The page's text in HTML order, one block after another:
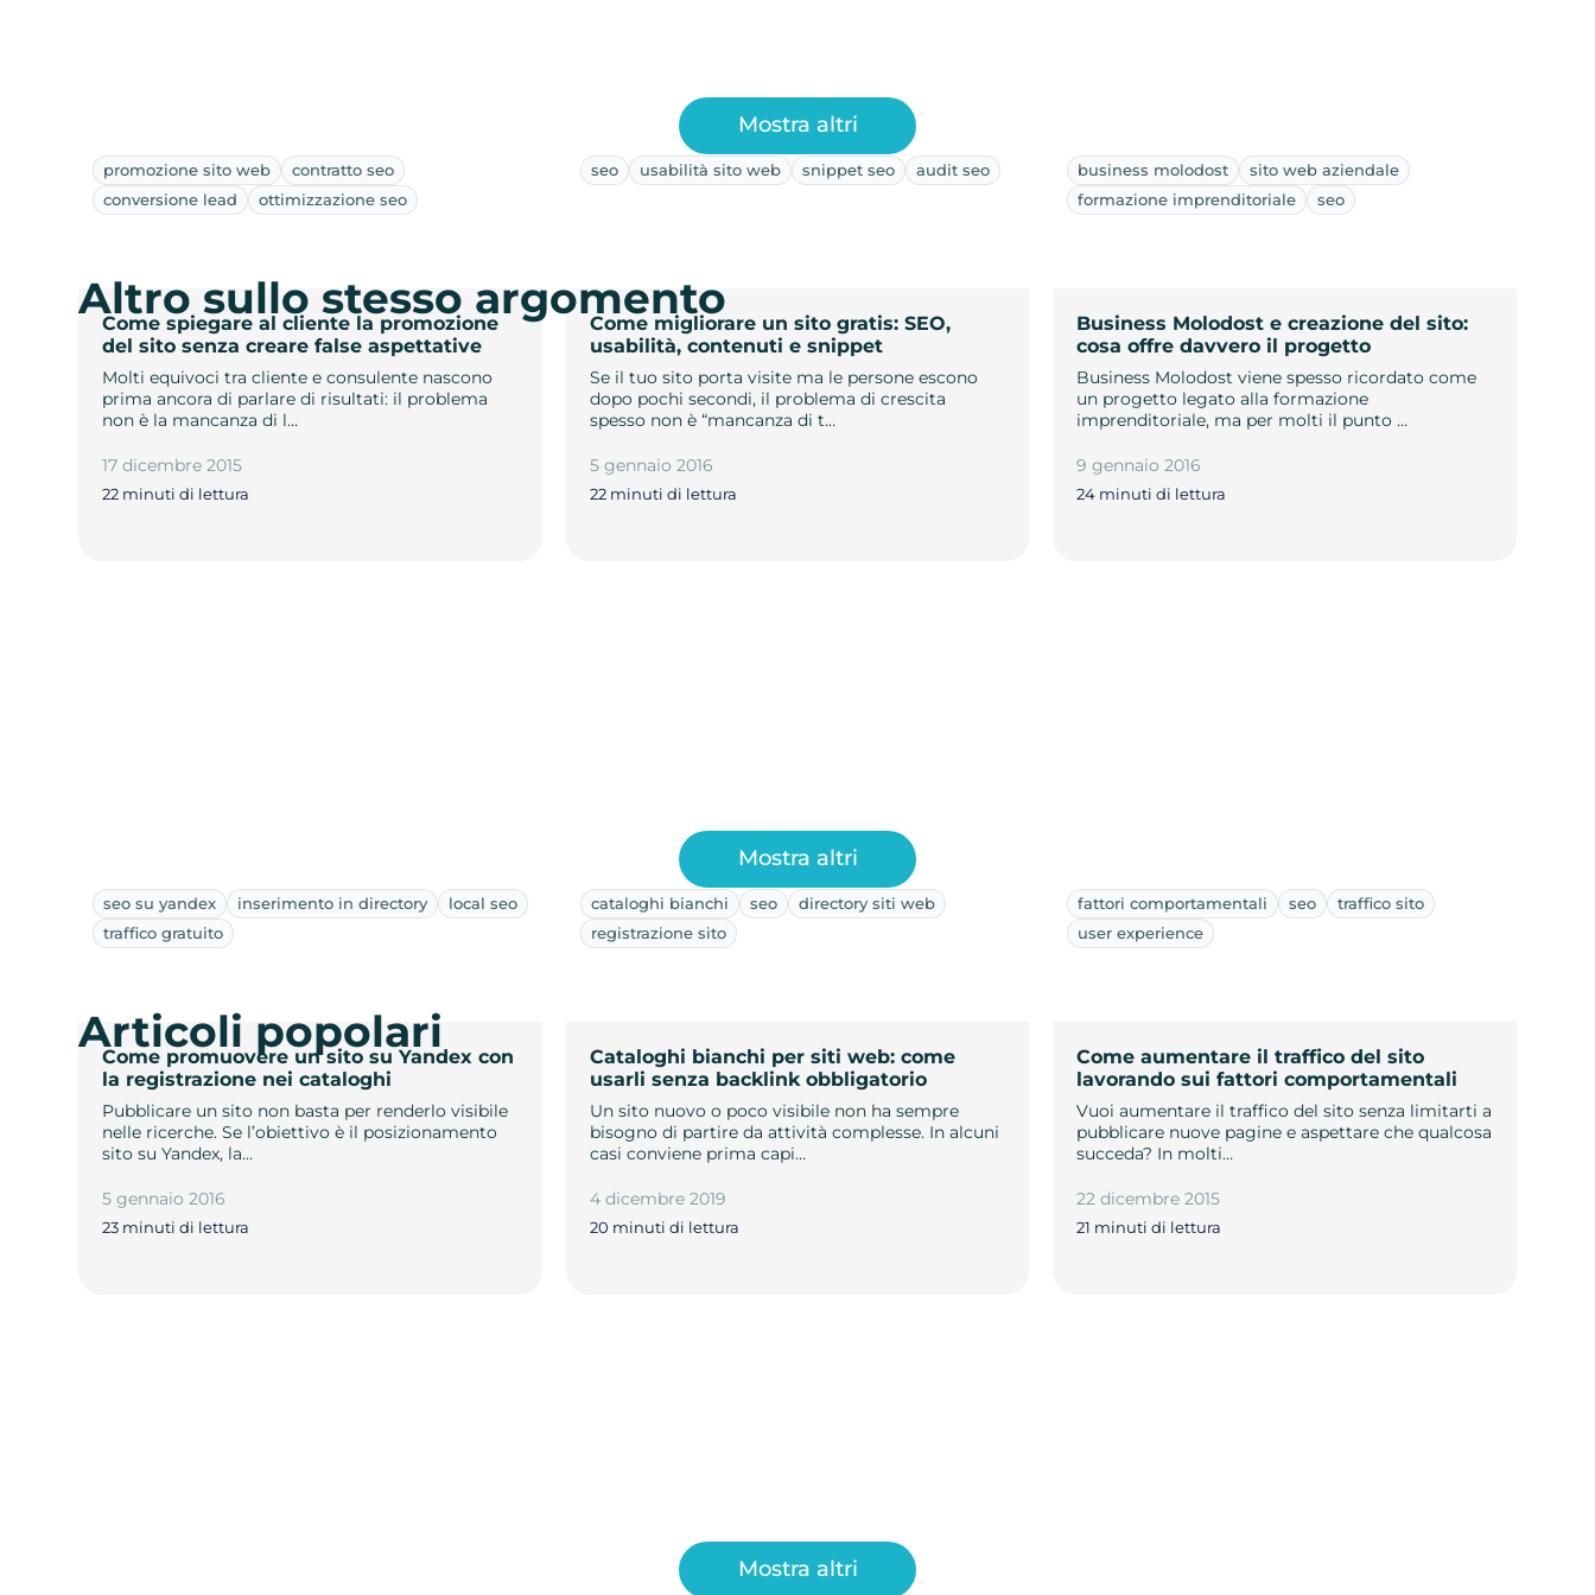
promozione sito web
contratto seo
conversione lead
ottimizzazione seo
Come spiegare al cliente la promozione
del sito senza creare false aspettative
Molti equivoci tra cliente e consulente nascono
prima ancora di parlare di risultati: il problema
non è la mancanza di l…
17 dicembre 2015
22 minuti di lettura
seo usabilità sito web snippet seo audit seo
Come migliorare un sito gratis: SEO,
usabilità, contenuti e snippet
Se il tuo sito porta visite ma le persone escono
dopo pochi secondi, il problema di crescita
spesso non è “mancanza di t…
5 gennaio 2016
22 minuti di lettura
business molodost
sito web aziendale
formazione imprenditoriale
seo
Business Molodost e creazione del sito:
cosa offre davvero il progetto
Business Molodost viene spesso ricordato come
un progetto legato alla formazione
imprenditoriale, ma per molti il punto …
9 gennaio 2016
24 minuti di lettura
Mostra altri
Altro sullo stesso argomento
seo su yandex inserimento in directory
local seo
traffico gratuito
Come promuovere un sito su Yandex con
la registrazione nei cataloghi
Pubblicare un sito non basta per renderlo visibile
nelle ricerche. Se l’obiettivo è il posizionamento
sito su Yandex, la…
5 gennaio 2016
23 minuti di lettura
cataloghi bianchi seo
directory siti web
registrazione sito
Cataloghi bianchi per siti web: come
usarli senza backlink obbligatorio
Un sito nuovo o poco visibile non ha sempre
bisogno di partire da attività complesse. In alcuni
casi conviene prima capi…
4 dicembre 2019
20 minuti di lettura
fattori comportamentali seo
traffico sito
user experience
Come aumentare il traffico del sito
lavorando sui fattori comportamentali
Vuoi aumentare il traffico del sito senza limitarti a
pubblicare nuove pagine e aspettare che qualcosa
succeda? In molti…
22 dicembre 2015
21 minuti di lettura
Mostra altri
Articoli popolari
Mostra altri